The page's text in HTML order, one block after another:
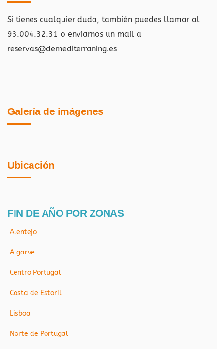
Si tienes cualquier duda, también puedes llamar al
93.004.32.31 o enviarnos un mail a
reservas@demediterraning.es
Galería de imágenes
Ubicación
FIN DE AÑO POR ZONAS
Alentejo
Algarve
Centro Portugal
Costa de Estoril
Lisboa
Norte de Portugal